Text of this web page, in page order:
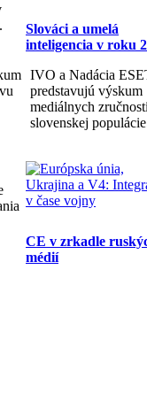
Slováci a umelá
inteligencia v roku
IVO a Nadácia
predstavujú výskum
mediálnych
slovenskej
CE v zrkadle
médií